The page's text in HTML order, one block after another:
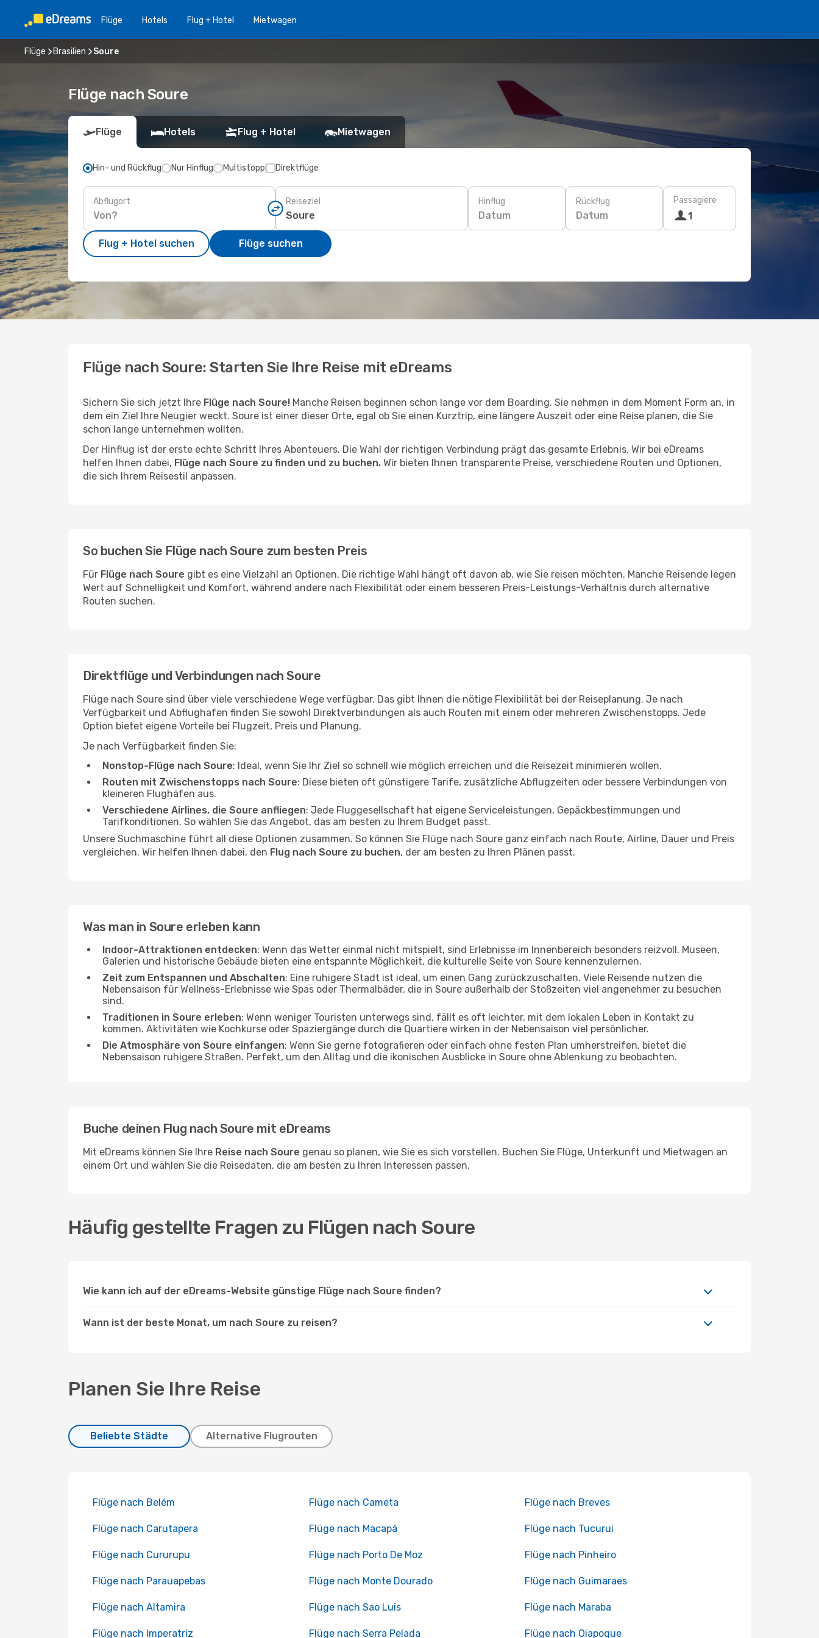
Flüge Hotels Flug + Hotel Mietwagen
Flüge Brasilien Soure
Flüge nach Soure
Flüge Hotels Flug + Hotel Mietwagen
Hin- und Rückflug Nur Hinflug Multistopp Direktflüge
Abflugort Reiseziel Hinflug
Datum
Rückflug
Datum
Passagiere
1
Flug + Hotel suchen Flüge suchen
Flüge nach Soure: Starten Sie Ihre Reise mit eDreams
Sichern Sie sich jetzt Ihre Flüge nach Soure! Manche Reisen beginnen schon lange vor dem Boarding. Sie nehmen in dem Moment Form an, in
dem ein Ziel Ihre Neugier weckt. Soure ist einer dieser Orte, egal ob Sie einen Kurztrip, eine längere Auszeit oder eine Reise planen, die Sie
schon lange unternehmen wollten.
Der Hinflug ist der erste echte Schritt Ihres Abenteuers. Die Wahl der richtigen Verbindung prägt das gesamte Erlebnis. Wir bei eDreams
helfen Ihnen dabei, Flüge nach Soure zu finden und zu buchen. Wir bieten Ihnen transparente Preise, verschiedene Routen und Optionen,
die sich Ihrem Reisestil anpassen.
So buchen Sie Flüge nach Soure zum besten Preis
Für Flüge nach Soure gibt es eine Vielzahl an Optionen. Die richtige Wahl hängt oft davon ab, wie Sie reisen möchten. Manche Reisende legen
Wert auf Schnelligkeit und Komfort, während andere nach Flexibilität oder einem besseren Preis-Leistungs-Verhältnis durch alternative
Routen suchen.
Direktflüge und Verbindungen nach Soure
Flüge nach Soure sind über viele verschiedene Wege verfügbar. Das gibt Ihnen die nötige Flexibilität bei der Reiseplanung. Je nach
Verfügbarkeit und Abflughafen finden Sie sowohl Direktverbindungen als auch Routen mit einem oder mehreren Zwischenstopps. Jede
Option bietet eigene Vorteile bei Flugzeit, Preis und Planung.
Je nach Verfügbarkeit finden Sie:
Nonstop-Flüge nach Soure: Ideal, wenn Sie Ihr Ziel so schnell wie möglich erreichen und die Reisezeit minimieren wollen.
Routen mit Zwischenstopps nach Soure: Diese bieten oft günstigere Tarife, zusätzliche Abflugzeiten oder bessere Verbindungen von
kleineren Flughäfen aus.
Verschiedene Airlines, die Soure anfliegen: Jede Fluggesellschaft hat eigene Serviceleistungen, Gepäckbestimmungen und
Tarifkonditionen. So wählen Sie das Angebot, das am besten zu Ihrem Budget passt.
Unsere Suchmaschine führt all diese Optionen zusammen. So können Sie Flüge nach Soure ganz einfach nach Route, Airline, Dauer und Preis
vergleichen. Wir helfen Ihnen dabei, den Flug nach Soure zu buchen, der am besten zu Ihren Plänen passt.
Was man in Soure erleben kann
Indoor-Attraktionen entdecken: Wenn das Wetter einmal nicht mitspielt, sind Erlebnisse im Innenbereich besonders reizvoll. Museen,
Galerien und historische Gebäude bieten eine entspannte Möglichkeit, die kulturelle Seite von Soure kennenzulernen.
Zeit zum Entspannen und Abschalten: Eine ruhigere Stadt ist ideal, um einen Gang zurückzuschalten. Viele Reisende nutzen die
Nebensaison für Wellness-Erlebnisse wie Spas oder Thermalbäder, die in Soure außerhalb der Stoßzeiten viel angenehmer zu besuchen
sind.
Traditionen in Soure erleben: Wenn weniger Touristen unterwegs sind, fällt es oft leichter, mit dem lokalen Leben in Kontakt zu
kommen. Aktivitäten wie Kochkurse oder Spaziergänge durch die Quartiere wirken in der Nebensaison viel persönlicher.
Die Atmosphäre von Soure einfangen: Wenn Sie gerne fotografieren oder einfach ohne festen Plan umherstreifen, bietet die
Nebensaison ruhigere Straßen. Perfekt, um den Alltag und die ikonischen Ausblicke in Soure ohne Ablenkung zu beobachten.
Buche deinen Flug nach Soure mit eDreams
Mit eDreams können Sie Ihre Reise nach Soure genau so planen, wie Sie es sich vorstellen. Buchen Sie Flüge, Unterkunft und Mietwagen an
einem Ort und wählen Sie die Reisedaten, die am besten zu Ihren Interessen passen.
Häufig gestellte Fragen zu Flügen nach Soure
Wie kann ich auf der eDreams-Website günstige Flüge nach Soure finden?
Wann ist der beste Monat, um nach Soure zu reisen?
Planen Sie Ihre Reise
Beliebte Städte Alternative Flugrouten
Flüge nach Belém Flüge nach Cameta Flüge nach Breves
Flüge nach Carutapera Flüge nach Macapá Flüge nach Tucurui
Flüge nach Cururupu Flüge nach Porto De Moz Flüge nach Pinheiro
Flüge nach Parauapebas Flüge nach Monte Dourado Flüge nach Guimaraes
Flüge nach Altamira Flüge nach Sao Luis Flüge nach Maraba
Flüge nach Imperatriz Flüge nach Serra Pelada Flüge nach Oiapoque